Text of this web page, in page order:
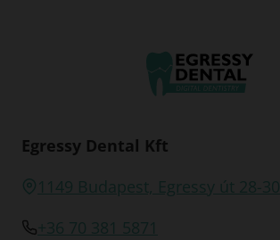
Egressy Dental Kft
1149 Budapest, Egressy út 28-30
+36 70 381 5871